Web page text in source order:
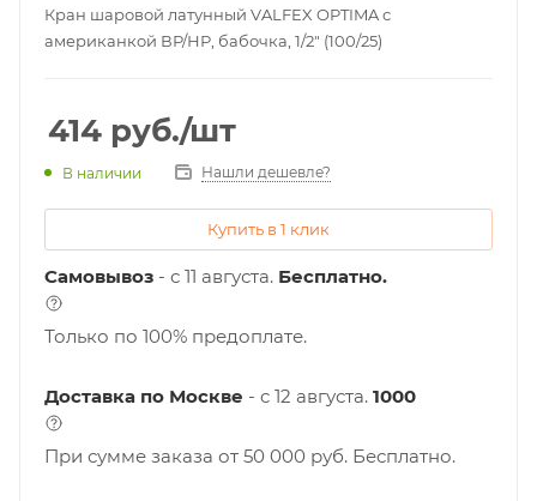
Кран шаровой латунный VALFEX OPTIMA с
американкой ВР/НР, бабочка, 1/2" (100/25)
414 руб./шт
В наличии Нашли дешевле?
Купить в 1 клик
Самовывоз - с 11 августа. Бесплатно.
Только по 100% предоплате.
Доставка по Москве - c 12 августа. 1000
При сумме заказа от 50 000 руб. Бесплатно.